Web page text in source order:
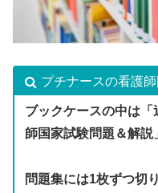
プチナースの看護
ブックケースの中は
師国家試験問題＆解説
問題集には1枚ずつ切